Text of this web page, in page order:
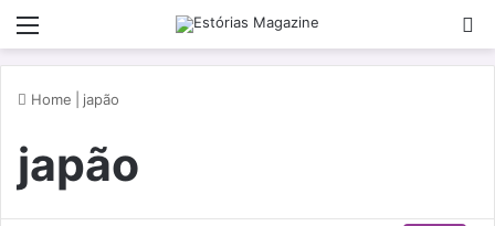
Home japão
japão